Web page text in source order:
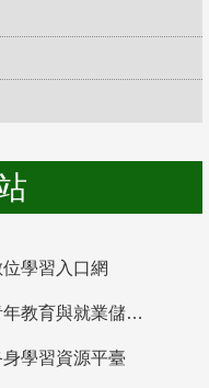
學習入口網
青年教育與就業儲蓄帳戶
身學習資源平臺